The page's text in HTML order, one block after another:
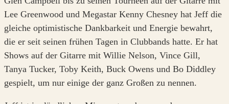
Lee Greenwood und Megastar Kenny Chesney hat Jeff die
gleiche optimistische Dankbarkeit und Energie bewahrt,
die er seit seinen frühen Tagen in Clubbands hatte. Er hat
Shows auf der Gitarre mit Willie Nelson, Vince Gill,
Tanya Tucker, Toby Keith, Buck Owens und Bo Diddley
gespielt, um nur einige der ganz Großen zu nennen.